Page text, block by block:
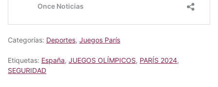
Categorías: Deportes, Juegos París
Etiquetas: España, JUEGOS OLÍMPICOS, PARÍS 2024,
SEGURIDAD